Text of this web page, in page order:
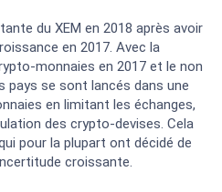
du XEM en 2018 après avoir
en 2017. Avec la
monnaies en 2017 et le non
pays se sont lancés dans une
en limitant les échanges,
des crypto-devises. Cela
pour la plupart ont décidé de
croissante.